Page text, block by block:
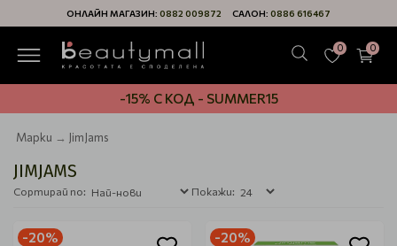
ОНЛАЙН МАГАЗИН: 0882 009872 САЛОН: 0886 616467
0 0
-15% С КОД - SUMMER15
Марки JimJams
JIMJAMS
Сортирай по: Покажи:
-20% -20%